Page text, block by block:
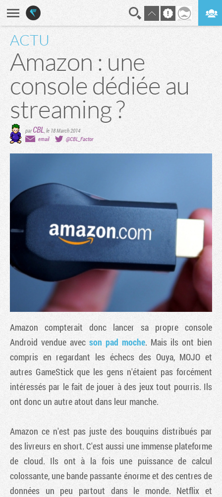
ACTU
Amazon : une
console dédiée au
streaming ?
parCBL le 18 March 2014
email
@CBL_Factor
Amazon compterait donc lancer sa propre console
Android vendue avec son pad moche. Mais ils ont bien
compris en regardant les échecs des Ouya, MOJO et
autres GameStick que les gens n'étaient pas forcément
intéressés par le fait de jouer à des jeux tout pourris. Ils
ont donc un autre atout dans leur manche.
Amazon ce n'est pas juste des bouquins distribués par
des livreurs en short. C'est aussi une immense plateforme
de cloud. Ils ont à la fois une puissance de calcul
colossante, une bande passante énorme et des centres de
données un peu partout dans le monde. Netflix et
Tribune